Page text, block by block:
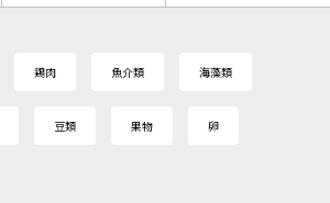
鶏肉 魚介類 海藻類
豆類 果物 卵